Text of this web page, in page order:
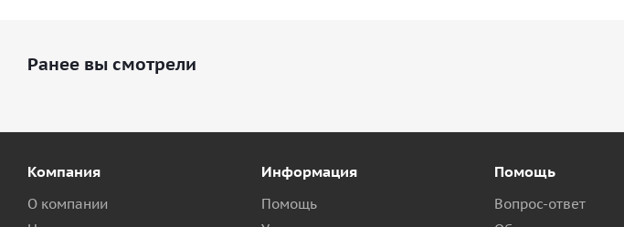
Ранее вы смотрели
Компания
О компании
Информация
Помощь
Помощь
Вопрос-ответ